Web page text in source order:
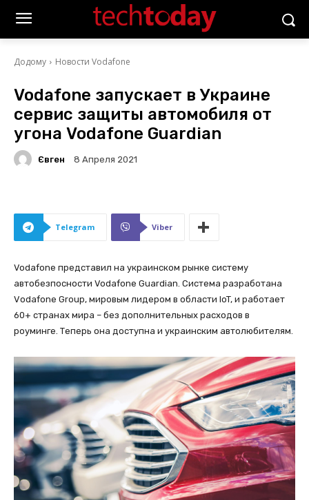
Додому Новости Vodafone
Vodafone запускает в Украине
сервис защиты автомобиля от
угона Vodafone Guardian
Євген 8 Апреля 2021
Telegram Viber
Vodafone представил на украинском рынке систему
автобезпосности Vodafone Guardian. Система разработана
Vоdafone Group, мировым лидером в области IoT, и работает
60+ странах мира – без дополнительных расходов в
роуминге. Теперь она доступна и украинским автолюбителям.